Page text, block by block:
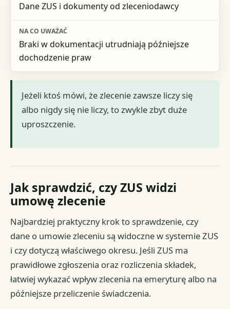
Dane ZUS i dokumenty od zleceniodawcy
Braki w dokumentacji utrudniają późniejsze
dochodzenie praw
Jeżeli ktoś mówi, że zlecenie zawsze liczy się
albo nigdy się nie liczy, to zwykle zbyt duże
uproszczenie.
Jak sprawdzić, czy ZUS widzi
umowę zlecenie
Najbardziej praktyczny krok to sprawdzenie, czy
dane o umowie zleceniu są widoczne w systemie ZUS
i czy dotyczą właściwego okresu. Jeśli ZUS ma
prawidłowe zgłoszenia oraz rozliczenia składek,
łatwiej wykazać wpływ zlecenia na emeryturę albo na
późniejsze przeliczenie świadczenia.